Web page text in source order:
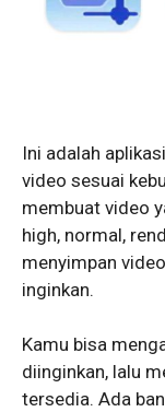
Ini adalah
video sesuai
membuat video
high, normal,
menyimpan
inginkan.
Kamu bisa
diinginkan, lalu
tersedia. Ada